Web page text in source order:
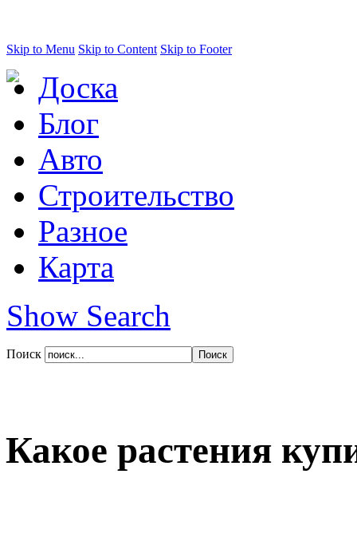
Skip to Menu Skip to Content Skip to Footer
Доска
Блог
Авто
Строительство
Разное
Карта
Show Search
Поиск
Какое растения